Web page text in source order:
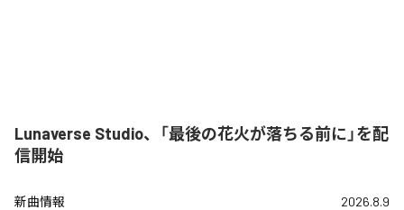
Lunaverse Studio、「最後の花火が落ちる前に」を配
信開始
新曲情報 2026.8.9